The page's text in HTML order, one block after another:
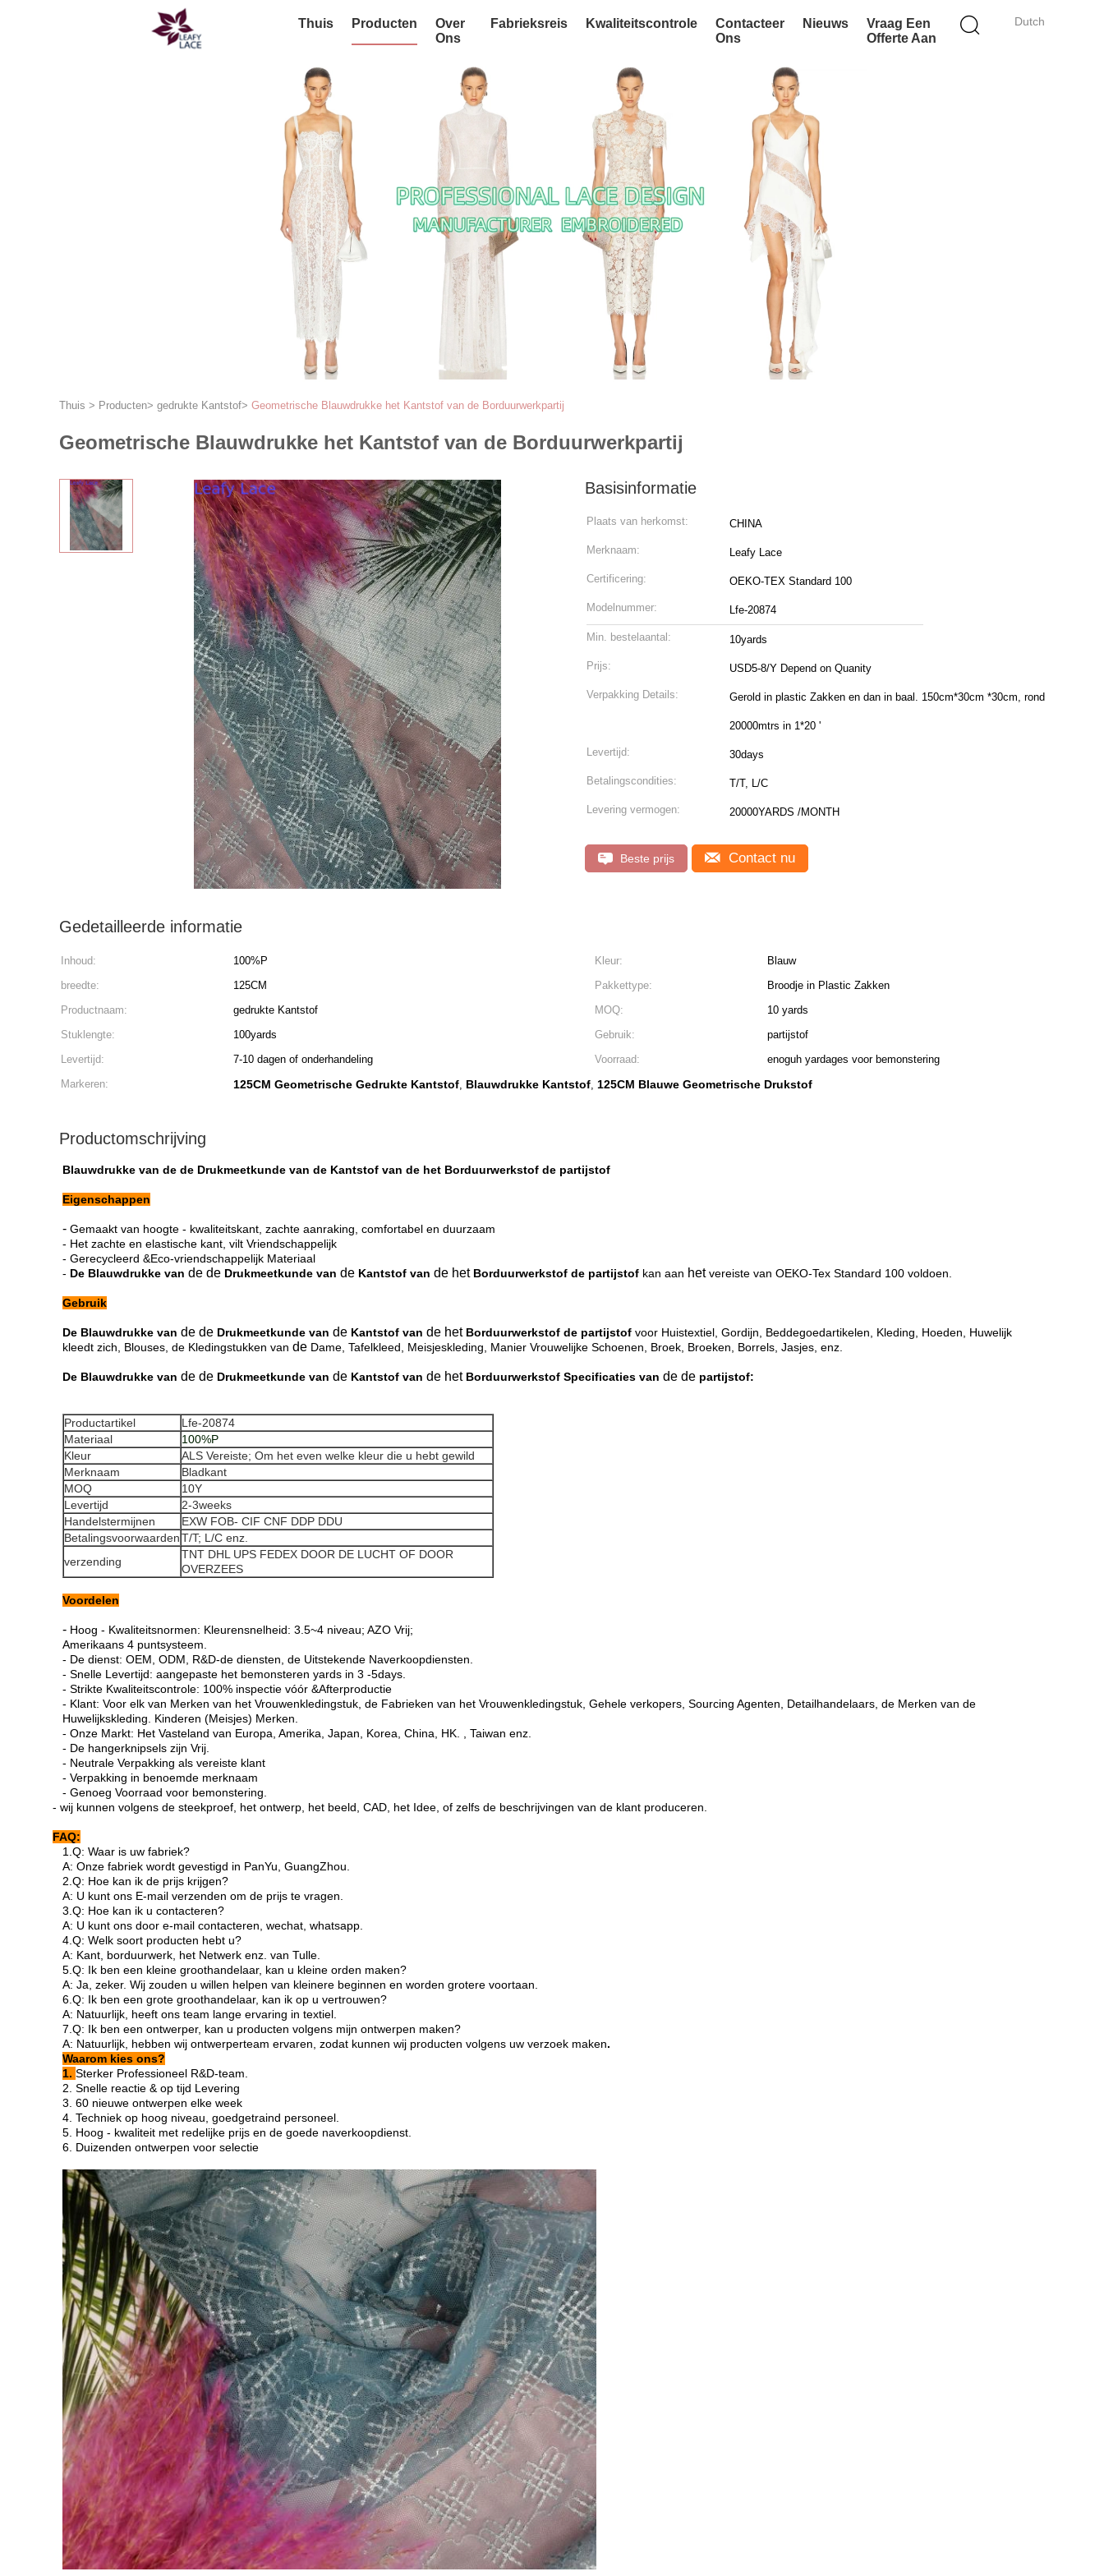
Dutch
Thuis Producten
Over
Ons
Fabrieksreis Kwaliteitscontrole
Contacteer
Ons
Nieuws
Vraag Een
Offerte Aan
Thuis > Producten> gedrukte Kantstof> Geometrische Blauwdrukke het Kantstof van de Borduurwerkpartij
Geometrische Blauwdrukke het Kantstof van de Borduurwerkpartij
Basisinformatie
Plaats van herkomst: CHINA
Merknaam: Leafy Lace
Certificering: OEKO-TEX Standard 100
Modelnummer: Lfe-20874
Min. bestelaantal: 10yards
Prijs: USD5-8/Y Depend on Quanity
Verpakking Details: Gerold in plastic Zakken en dan in baal. 150cm*30cm *30cm, rond
20000mtrs in 1*20 '
Levertijd: 30days
Betalingscondities: T/T, L/C
Levering vermogen: 20000YARDS /MONTH
Beste prijs Contact nu
Gedetailleerde informatie
Inhoud: 100%P Kleur:
Blauw
breedte:
125CM Pakkettype:
Broodje in Plastic Zakken
Productnaam:
gedrukte Kantstof MOQ:
10 yards
Stuklengte:
100yards Gebruik:
partijstof
Levertijd:
7-10 dagen of onderhandeling Voorraad:
enoguh yardages voor bemonstering
Markeren:
125CM Geometrische Gedrukte Kantstof, Blauwdrukke Kantstof, 125CM Blauwe Geometrische Drukstof
Productomschrijving
Blauwdrukke van de de Drukmeetkunde van de Kantstof van de het Borduurwerkstof de partijstof
Eigenschappen
- Gemaakt van hoogte - kwaliteitskant, zachte aanraking, comfortabel en duurzaam
- Het zachte en elastische kant, vilt Vriendschappelijk
- Gerecycleerd &Eco-vriendschappelijk Materiaal
- De Blauwdrukke van de de Drukmeetkunde van de Kantstof van de het Borduurwerkstof de partijstof kan aan hetvereiste van OEKO-Tex Standard 100 voldoen.
Gebruik
De Blauwdrukke van de de Drukmeetkunde van de Kantstof van de het Borduurwerkstof de partijstof voor Huistextiel, Gordijn, Beddegoedartikelen, Kleding, Hoeden, Huwelijk
kleedt zich, Blouses, de Kledingstukken van de Dame, Tafelkleed, Meisjeskleding, Manier Vrouwelijke Schoenen, Broek, Broeken, Borrels, Jasjes, enz.
De Blauwdrukke van de de Drukmeetkunde van de Kantstof van de het Borduurwerkstof Specificaties van de de partijstof:
Productartikel
Lfe-20874
Materiaal
100%P
Kleur
ALS Vereiste; Om het even welke kleur die u hebt gewild
Merknaam
Bladkant
MOQ
10Y
Levertijd
2-3weeks
Handelstermijnen
EXW FOB- CIF CNF DDP DDU
BetalingsvoorwaardenT/T; L/C enz.
verzending
TNT DHL UPS FEDEX DOOR DE LUCHT OF DOOR
OVERZEES
Voordelen
- Hoog - Kwaliteitsnormen: Kleurensnelheid: 3.5~4 niveau; AZO Vrij;
Amerikaans 4 puntsysteem.
- De dienst: OEM, ODM, R&D-de diensten, de Uitstekende Naverkoopdiensten.
- Snelle Levertijd: aangepaste het bemonsteren yards in 3 -5days.
- Strikte Kwaliteitscontrole: 100% inspectie vóór &Afterproductie
- Klant: Voor elk van Merken van het Vrouwenkledingstuk, de Fabrieken van het Vrouwenkledingstuk, Gehele verkopers, Sourcing Agenten, Detailhandelaars, de Merken van de
Huwelijkskleding. Kinderen (Meisjes) Merken.
- Onze Markt: Het Vasteland van Europa, Amerika, Japan, Korea, China, HK. , Taiwan enz.
- De hangerknipsels zijn Vrij.
- Neutrale Verpakking als vereiste klant
- Verpakking in benoemde merknaam
- Genoeg Voorraad voor bemonstering.
- wij kunnen volgens de steekproef, het ontwerp, het beeld, CAD, het Idee, of zelfs de beschrijvingen van de klant produceren.
FAQ:
1.Q: Waar is uw fabriek?
A: Onze fabriek wordt gevestigd in PanYu, GuangZhou.
2.Q: Hoe kan ik de prijs krijgen?
A: U kunt ons E-mail verzenden om de prijs te vragen.
3.Q: Hoe kan ik u contacteren?
A: U kunt ons door e-mail contacteren, wechat, whatsapp.
4.Q: Welk soort producten hebt u?
A: Kant, borduurwerk, het Netwerk enz. van Tulle.
5.Q: Ik ben een kleine groothandelaar, kan u kleine orden maken?
A: Ja, zeker. Wij zouden u willen helpen van kleinere beginnen en worden grotere voortaan.
6.Q: Ik ben een grote groothandelaar, kan ik op u vertrouwen?
A: Natuurlijk, heeft ons team lange ervaring in textiel.
7.Q: Ik ben een ontwerper, kan u producten volgens mijn ontwerpen maken?
A: Natuurlijk, hebben wij ontwerperteam ervaren, zodat kunnen wij producten volgens uw verzoek maken.
Waarom kies ons?
1. Sterker Professioneel R&D-team.
2. Snelle reactie & op tijd Levering
3. 60 nieuwe ontwerpen elke week
4. Techniek op hoog niveau, goedgetraind personeel.
5. Hoog - kwaliteit met redelijke prijs en de goede naverkoopdienst.
6. Duizenden ontwerpen voor selectie